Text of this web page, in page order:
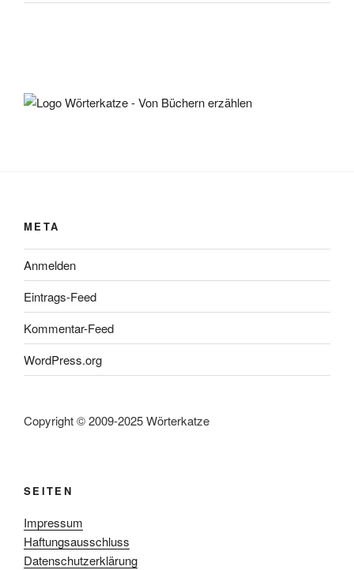
META
Anmelden
Eintrags-Feed
Kommentar-Feed
WordPress.org
Copyright © 2009-2025 Wörterkatze
SEITEN
Impressum
Haftungsausschluss
Datenschutzerklärung